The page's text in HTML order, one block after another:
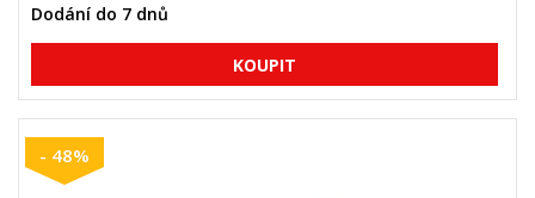
Dodání do 7 dnů
- 48%